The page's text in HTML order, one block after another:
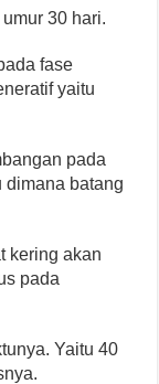
30 hari.
fase
yaitu
pada
dimana batang
kering akan
pada
Yaitu 40